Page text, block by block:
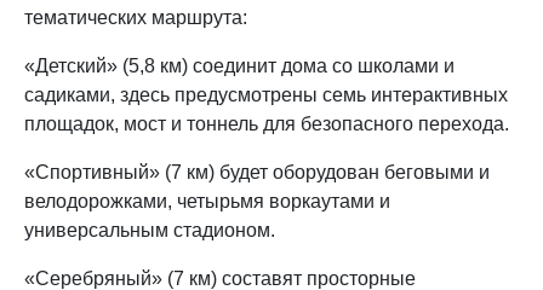
тематических маршрута:
«Детский» (5,8 км) соединит дома со школами и
садиками, здесь предусмотрены семь интерактивных
площадок, мост и тоннель для безопасного перехода.
«Спортивный» (7 км) будет оборудован беговыми и
велодорожками, четырьмя воркаутами и
универсальным стадионом.
«Серебряный» (7 км) составят просторные